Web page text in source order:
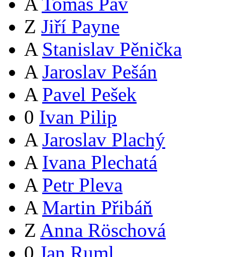
Z Jiří Payne
A Stanislav Pěnička
A Jaroslav Pešán
A Pavel Pešek
0 Ivan Pilip
A Jaroslav Plachý
A Ivana Plechatá
A Petr Pleva
A Martin Přibáň
Z Anna Röschová